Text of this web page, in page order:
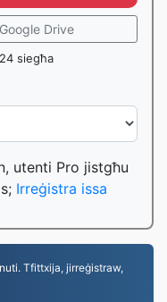
Drive
siegħa
utenti Pro jistgħu
Irreġistra issa
Tfittxija, jirreġistraw,